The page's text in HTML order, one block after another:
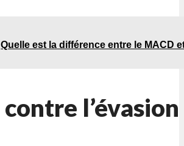
Quelle est la différence entre le MACD